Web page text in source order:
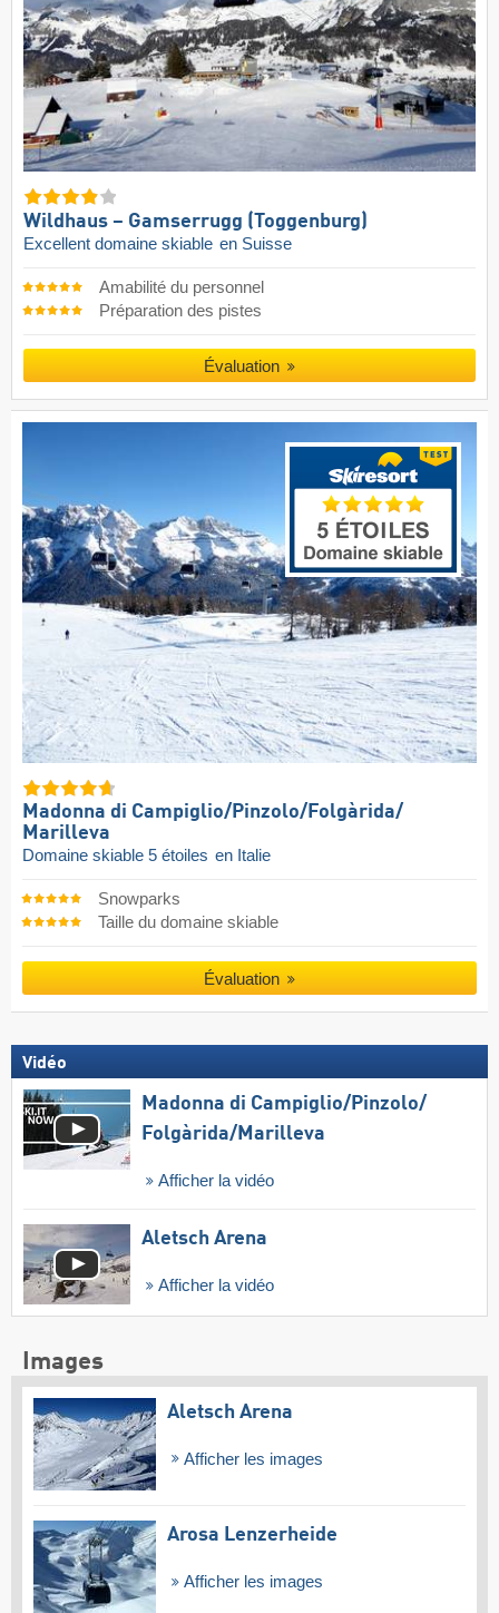
Wildhaus – Gamserrugg (Toggenburg)
Excellent domaine skiable en Suisse
Amabilité du personnel
Préparation des pistes
Évaluation
Madonna di Campiglio/​Pinzolo/​Folgàrida/​
Marilleva
Domaine skiable 5 étoiles en Italie
Snowparks
Taille du domaine skiable
Évaluation
Vidéo
Madonna di Campiglio/​Pinzolo/​
Folgàrida/​Marilleva
Afficher la vidéo
Aletsch Arena
Afficher la vidéo
Images
Aletsch Arena
Afficher les images
Arosa Lenzerheide
Afficher les images